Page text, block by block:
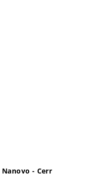
- Cerr